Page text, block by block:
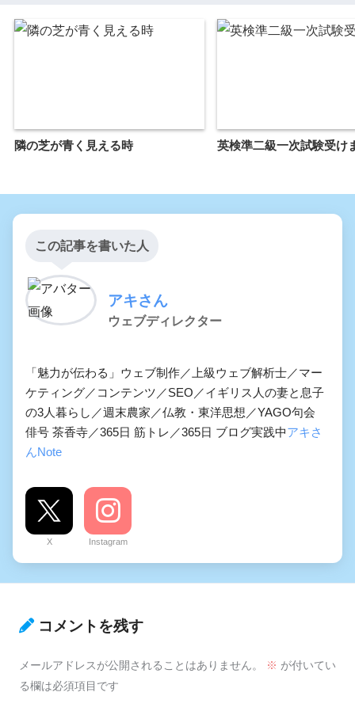
隣の芝が青く見える時 英検準二級一次試験受け
この記事を書いた人
アキさん
ウェブディレクター
「魅力が伝わる」ウェブ制作／上級ウェブ解析士／マー
ケティング／コンテンツ／SEO／イギリス人の妻と息子
の3人暮らし／週末農家／仏教・東洋思想／YAGO句会
俳号 茶香寺／365日 筋トレ／365日 ブログ実践中アキさ
んNote
X Instagram
コメントを残す
メールアドレスが公開されることはありません。 ※ が付いてい
る欄は必須項目です